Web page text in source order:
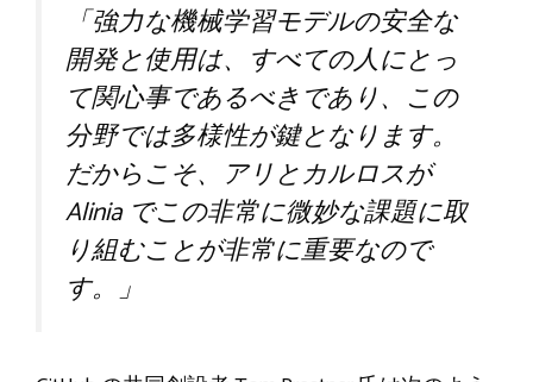
「強力な機械学習モデルの安全な
開発と使用は、すべての人にとっ
て関心事であるべきであり、この
分野では多様性が鍵となります。
だからこそ、アリとカルロスが
Alinia でこの非常に微妙な課題に取
り組むことが非常に重要なので
す。」